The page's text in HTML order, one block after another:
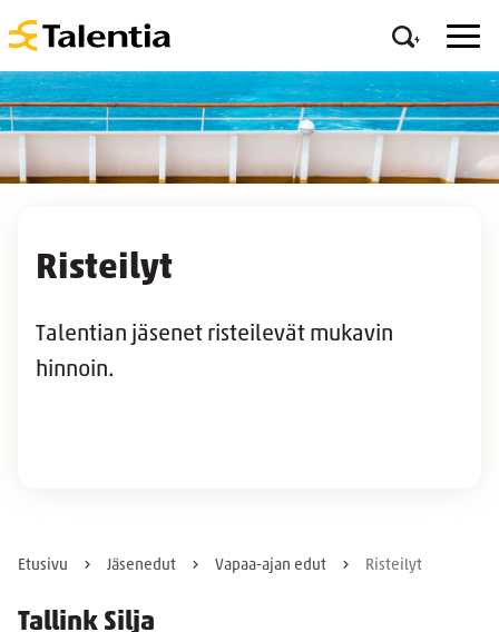
Risteilyt
Talentian jäsenet risteilevät mukavin
hinnoin.
Etusivu Jäsenedut Vapaa-ajan edut Risteilyt
Tallink Silja